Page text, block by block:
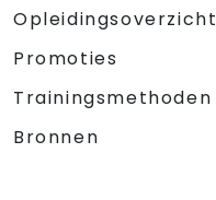
Opleidingsoverzicht
Promoties
Trainingsmethoden
Bronnen